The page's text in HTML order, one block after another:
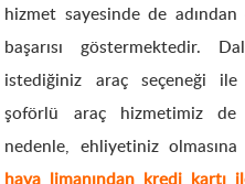
hizmet sayesinde de
başarısı göstermektedir.
istediğiniz araç seçeneği
şoförlü araç hizmetimiz de
nedenle, ehliyetiniz
hava limanından kredi kartı